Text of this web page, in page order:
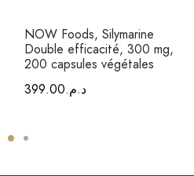
Le prix
NOW Foods, Silymarine
Double efficacité, 300 mg,
200 capsules végétales
د.م.399.00